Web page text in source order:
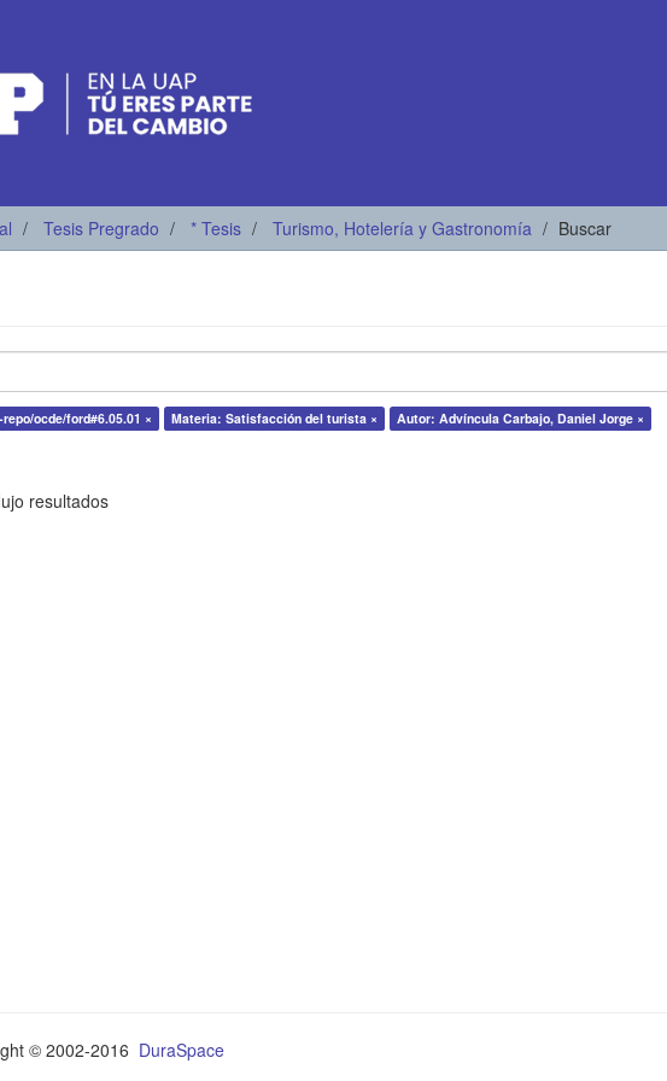
Tesis Pregrado * Tesis Turismo, Hotelería y Gastronomía Buscar
ocde/ford#6.05.01 × Materia: Satisfacción del turista × Autor: Advíncula Carbajo, Daniel Jorge ×
resultados
© 2002-2016 DuraSpace